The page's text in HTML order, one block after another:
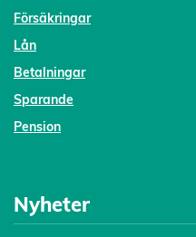
Försäkringar
Lån
Betalningar
Sparande
Pension
Nyheter